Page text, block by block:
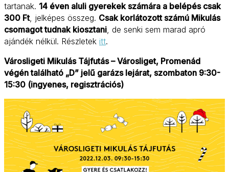
tartanak. 14 éven aluli gyerekek számára a belépés csak
300 Ft, jelképes összeg. Csak korlátozott számú Mikulás
csomagot tudnak kiosztani , de senki sem marad apró
ajándék nélkül. Részletek itt.
Városligeti Mikulás Tájfutás – Városliget, Promenád
végén található „D” jelű garázs lejárat, szombaton 9:30-
15:30 (ingyenes, regisztrációs)